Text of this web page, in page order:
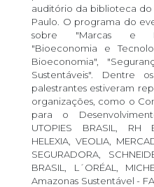
auditório da biblioteca do
Paulo. O programa do
sobre "Marcas e
"Bioeconomia e
Bioeconomia",
Sustentáveis". Dentre
palestrantes estiveram
organizações, como o
para o
UTOPIES BRASIL, RH
HELEXIA, VEOLIA,
SEGURADORA,
BRASIL, L´ORÉAL,
Amazonas Sustentável -